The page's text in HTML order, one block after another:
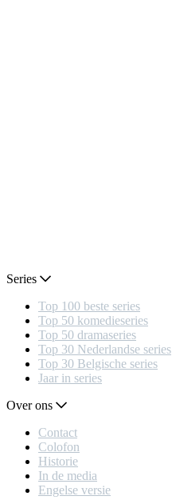
Series
Top 100 beste series
Top 50 komedieseries
Top 50 dramaseries
Top 30 Nederlandse series
Top 30 Belgische series
Jaar in series
Over ons
Contact
Colofon
Historie
In de media
Engelse versie